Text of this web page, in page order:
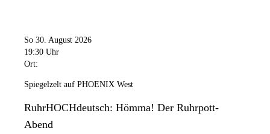
So 30. August 2026
19:30 Uhr
Ort:
Spiegelzelt auf PHOENIX West
RuhrHOCHdeutsch: Hömma! Der Ruhrpott-
Abend